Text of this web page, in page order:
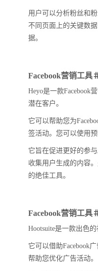
用户可以分析粉丝和
不同页面上的关键数
据。
Facebook营销工具
Heyo是一款Facebook
潜在客户。
它可以帮助您为
签活动。您可以使用预
它旨在促进更好的参
收集用户生成的内容
的绝佳工具。
Facebook营销工具
Hootsuite是一款出色
它可以借助Facebook
帮助您优化广告活动。